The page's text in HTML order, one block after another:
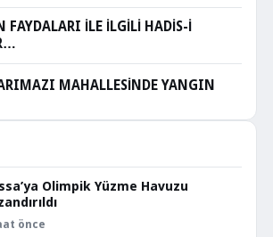
FAYDALARI İLE İLGİLİ HADİS-İ
MAHALLESİNDE YANGIN
Olimpik Yüzme Havuzu
önce